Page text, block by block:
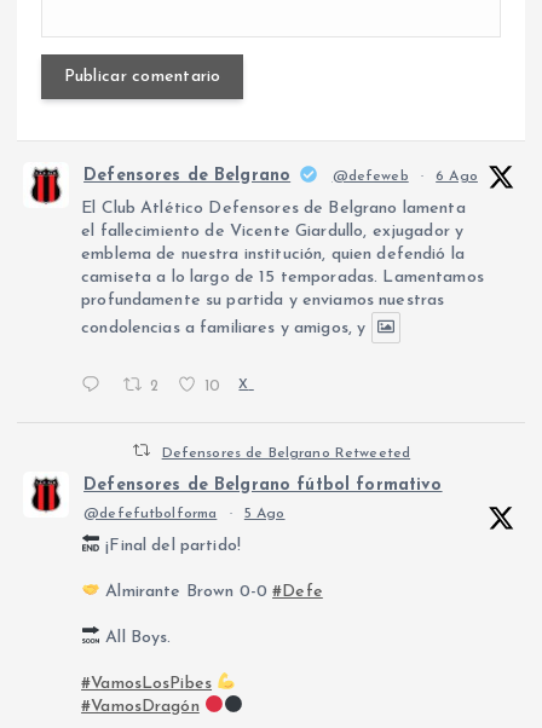
Defensores de Belgrano @defeweb · 6 Ago
El Club Atlético Defensores de Belgrano lamenta
el fallecimiento de Vicente Giardullo, exjugador y
emblema de nuestra institución, quien defendió la
camiseta a lo largo de 15 temporadas. Lamentamos
profundamente su partida y enviamos nuestras
condolencias a familiares y amigos, y
2 10 X
Defensores de Belgrano Retweeted
Defensores de Belgrano fútbol formativo
@defefutbolforma · 5 Ago
¡Final del partido!
Almirante Brown 0-0#Defe
All Boys.
#VamosLosPibes
#VamosDragón